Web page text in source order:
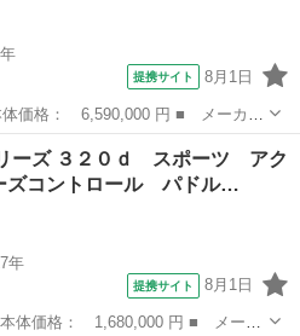
提携サイト 8月1日
グレード名： ２０ ｘＤｒｉ
元試乗車／マイルドハイブリッド
ーズ ３２０ｄ スポーツ アク
ズコントロール パドル…
年
提携サイト 8月1日